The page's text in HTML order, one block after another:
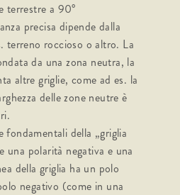
terrestre a 90°
precisa dipende dalla
terreno roccioso o altro. La
da una zona neutra, la
altre griglie, come ad es. la
delle zone neutre è
fondamentali della „griglia
una polarità negativa e una
della griglia ha un polo
negativo (come in una